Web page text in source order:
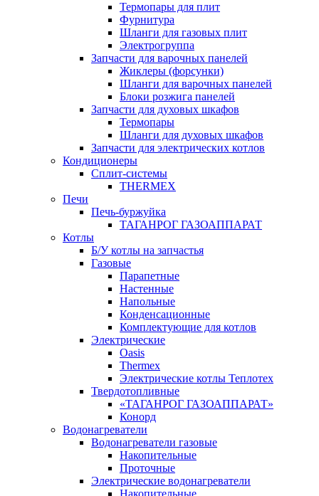
Термопары для плит
Фурнитура
Шланги для газовых плит
Электрогруппа
Запчасти для варочных панелей
Жиклеры (форсунки)
Шланги для варочных панелей
Блоки розжига панелей
Запчасти для духовых шкафов
Термопары
Шланги для духовых шкафов
Запчасти для электрических котлов
Кондиционеры
Сплит-системы
THERMEX
Печи
Печь-буржуйка
ТАГАНРОГ ГАЗОАППАРАТ
Котлы
Б/У котлы на запчастья
Газовые
Парапетные
Настенные
Напольные
Конденсационные
Комплектующие для котлов
Электрические
Oasis
Thermex
Электрические котлы Теплотех
Твердотопливные
«ТАГАНРОГ ГАЗОАППАРАТ»
Конорд
Водонагреватели
Водонагреватели газовые
Накопительные
Проточные
Электрические водонагреватели
Накопительные